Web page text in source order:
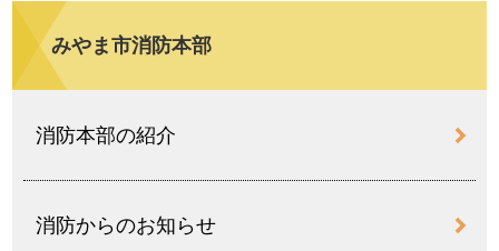
みやま市消防本部
消防本部の紹介
消防からのお知らせ